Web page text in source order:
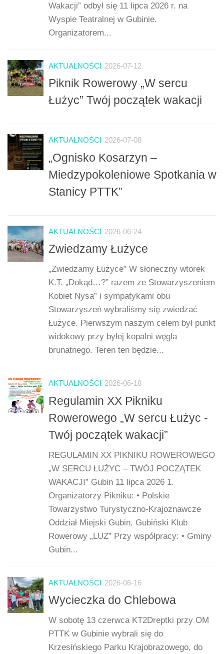
Wakacji” odbył się 11 lipca 2026 r. na
Wyspie Teatralnej w Gubinie.
Organizatorem...
AKTUALNOŚCI 2026-07-12
Piknik Rowerowy „W sercu
Łużyc” Twój początek wakacji
AKTUALNOŚCI 2026-07-08
„Ognisko Kosarzyn –
Miedzypokoleniowe Spotkania w
Stanicy PTTK”
AKTUALNOŚCI 2026-06-24
Zwiedzamy Łużyce
„Zwiedzamy Łużyce” W słoneczny wtorek
K.T. „Dokąd…?” razem ze Stowarzyszeniem
Kobiet Nysa” i sympatykami obu
Stowarzyszeń wybraliśmy się zwiedzać
Łużyce. Pierwszym naszym celem był punkt
widokowy przy byłej kopalni węgla
brunatnego. Teren ten będzie...
AKTUALNOŚCI 2026-06-18
Regulamin XX Pikniku
Rowerowego „W sercu Łużyc -
Twój początek wakacji”
REGULAMIN XX PIKNIKU ROWEROWEGO
„W SERCU ŁUŻYC – TWÓJ POCZĄTEK
WAKACJI” Gubin 11 lipca 2026 1.
Organizatorzy Pikniku: • Polskie
Towarzystwo Turystyczno-Krajoznawcze
Oddział Miejski Gubin, Gubiński Klub
Rowerowy „LUZ” Przy współpracy: • Gminy
Gubin...
AKTUALNOŚCI 2026-06-16
Wycieczka do Chlebowa
W sobotę 13 czerwca KT2Dreptki przy OM
PTTK w Gubinie wybrali się do
Krzesińskiego Parku Krajobrazowego, do